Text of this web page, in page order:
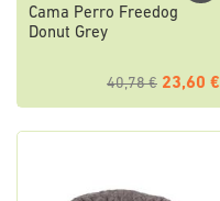
Cama Perro Freedog
Donut Grey
40,78 € 23,60 €